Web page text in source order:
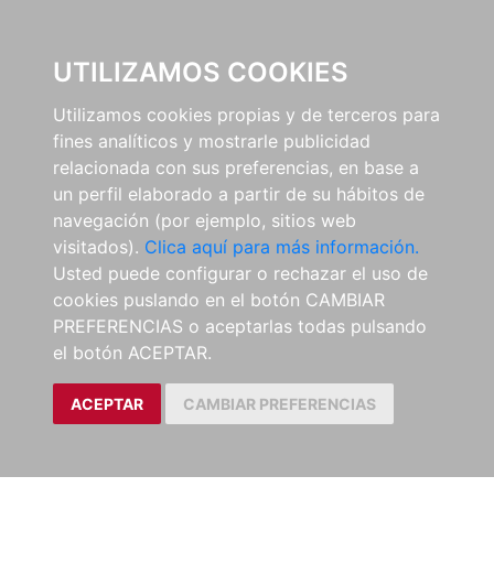
UTILIZAMOS COOKIES
Utilizamos cookies propias y de terceros para
fines analíticos y mostrarle publicidad
relacionada con sus preferencias, en base a
un perfil elaborado a partir de su hábitos de
navegación (por ejemplo, sitios web
visitados). Clica aquí para más información.
Usted puede configurar o rechazar el uso de
cookies puslando en el botón CAMBIAR
PREFERENCIAS o aceptarlas todas pulsando
el botón ACEPTAR.
ACEPTAR CAMBIAR PREFERENCIAS